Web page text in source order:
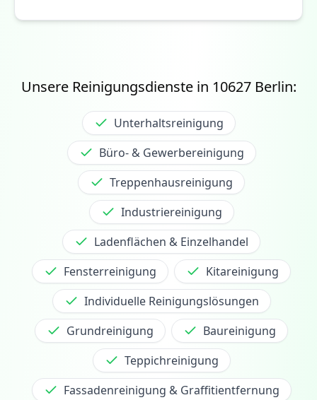
Unsere Reinigungsdienste in 10627Berlin:
Unterhaltsreinigung
Büro- & Gewerbereinigung
Treppenhausreinigung
Industriereinigung
Ladenflächen & Einzelhandel
Fensterreinigung
Kitareinigung
Individuelle Reinigungslösungen
Grundreinigung
Baureinigung
Teppichreinigung
Fassadenreinigung & Graffitientfernung